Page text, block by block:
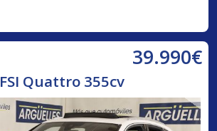
39.990€
Quattro 355cv